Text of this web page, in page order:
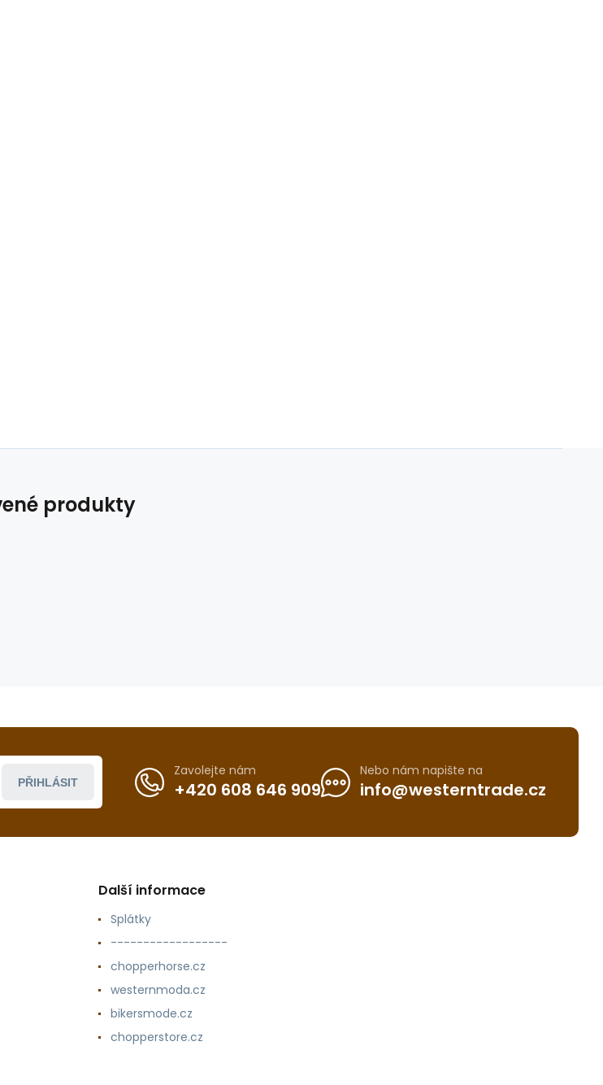
produkty
PŘIHLÁSIT
Zavolejte nám
+420 608 646 909
Nebo nám napište na
info@westerntrade.cz
Další informace
Splátky
------------------
chopperhorse.cz
westernmoda.cz
bikersmode.cz
chopperstore.cz